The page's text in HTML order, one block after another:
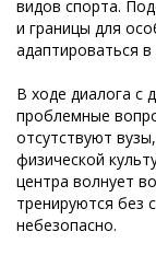
видов спорта.
и границы для
адаптироваться в
В ходе диалога с
проблемные
отсутствуют
физической
центра волнует
тренируются без
небезопасно.